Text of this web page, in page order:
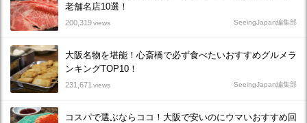
老舗名店10選！
200,319views SeeingJapan編集部
大阪名物を堪能！心斎橋で必ず食べたいおすすめグルメラ
ンキングTOP10！
231,671 views SeeingJapan編集部
コスパで選ぶならココ！大阪で安いのにウマいおすすめ回